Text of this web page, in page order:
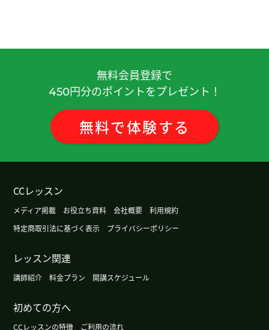
無料会員登録で
450円分のポイントをプレゼント！
無料で体験する
CCレッスン
メディア掲載 お役立ち資料 会社概要
利用規約
特定商取引法に基づく表示
プライバシーポリシー
レッスン関連
講師紹介 料金プラン 開講スケジュール
初めての方へ
CCレッスンの特徴 ご利用の流れ